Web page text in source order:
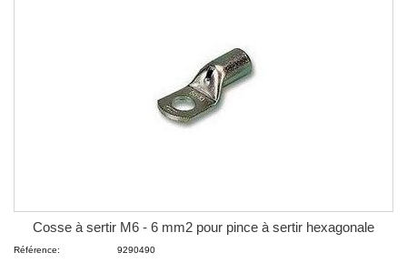
Cosse à sertir M6 - 6 mm2 pour pince à sertir hexagonale
Référence:
9290490